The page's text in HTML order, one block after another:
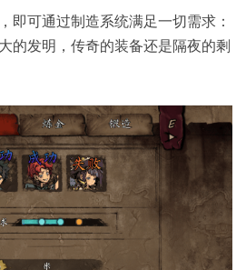
即可通过制造系统满足一切需求：
的发明，传奇的装备还是隔夜的剩